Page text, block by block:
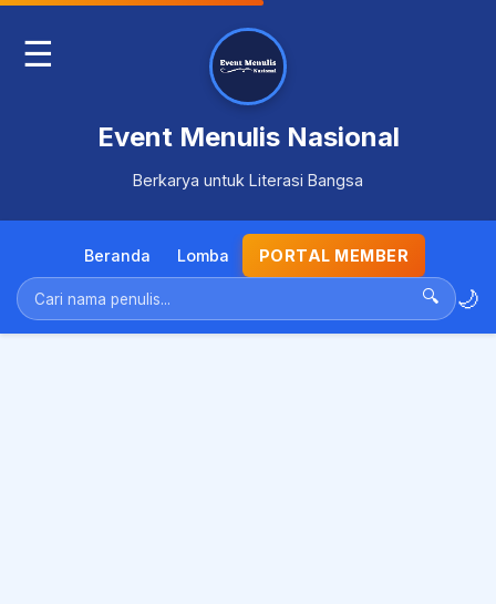
☰
Event Menulis Nasional
Berkarya untuk Literasi Bangsa
Beranda Lomba PORTAL MEMBER
🔍 🌙